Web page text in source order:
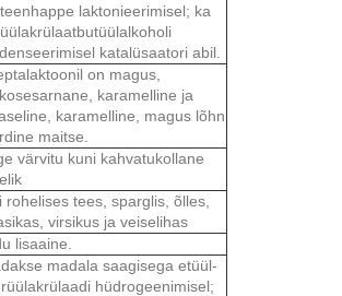
laktonieerimisel; ka
katalüsaatori abil.
on magus,
karamelline ja
karamelline, magus lõhn
maitse.
värvitu kuni kahvatukollane
rohelises tees, sparglis, õlles,
virsikus ja veiselihas
lisaaine.
madala saagisega etüül-
hüdrogeenimisel;